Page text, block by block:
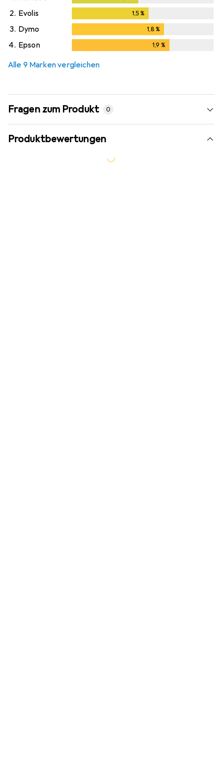
2. Evolis 1,5%
3. Dymo 1,8%
4. Epson 1,9 %
Alle 9 Marken vergleichen
Fragen zum Produkt 0
Produktbewertungen